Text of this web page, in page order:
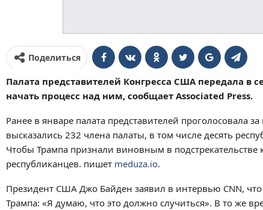
Поделиться
Палата представителей Конгресса США передала в
начать процесс над ним, сообщает Associated Press.
Ранее в январе палата представителей проголосовала
высказались 232 члена палаты, в том числе десять
Чтобы Трампа признали виновным в подстрекательстве
республиканцев. пишет meduza.io.
Президент США Джо Байден заявил в интервью CNN,
Трампа: «Я думаю, что это должно случиться». В то же